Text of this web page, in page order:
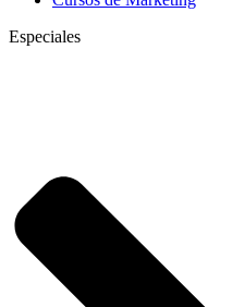
Especiales